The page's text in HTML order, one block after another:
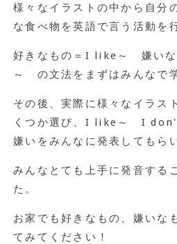
様々なイラストの中から自分
な食べ物を英語で言う活動を
好きなもの＝I like～ 嫌い
～ の文法をまずはみんなで
その後、実際に様々なイラス
くつか選び、I like～ I
嫌いをみんなに発表してもら
みんなとても上手に発音する
た。
お家でも好きなもの、嫌いな
てみてください！